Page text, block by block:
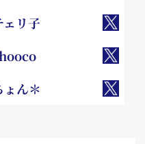
ェリ子
ょん＊